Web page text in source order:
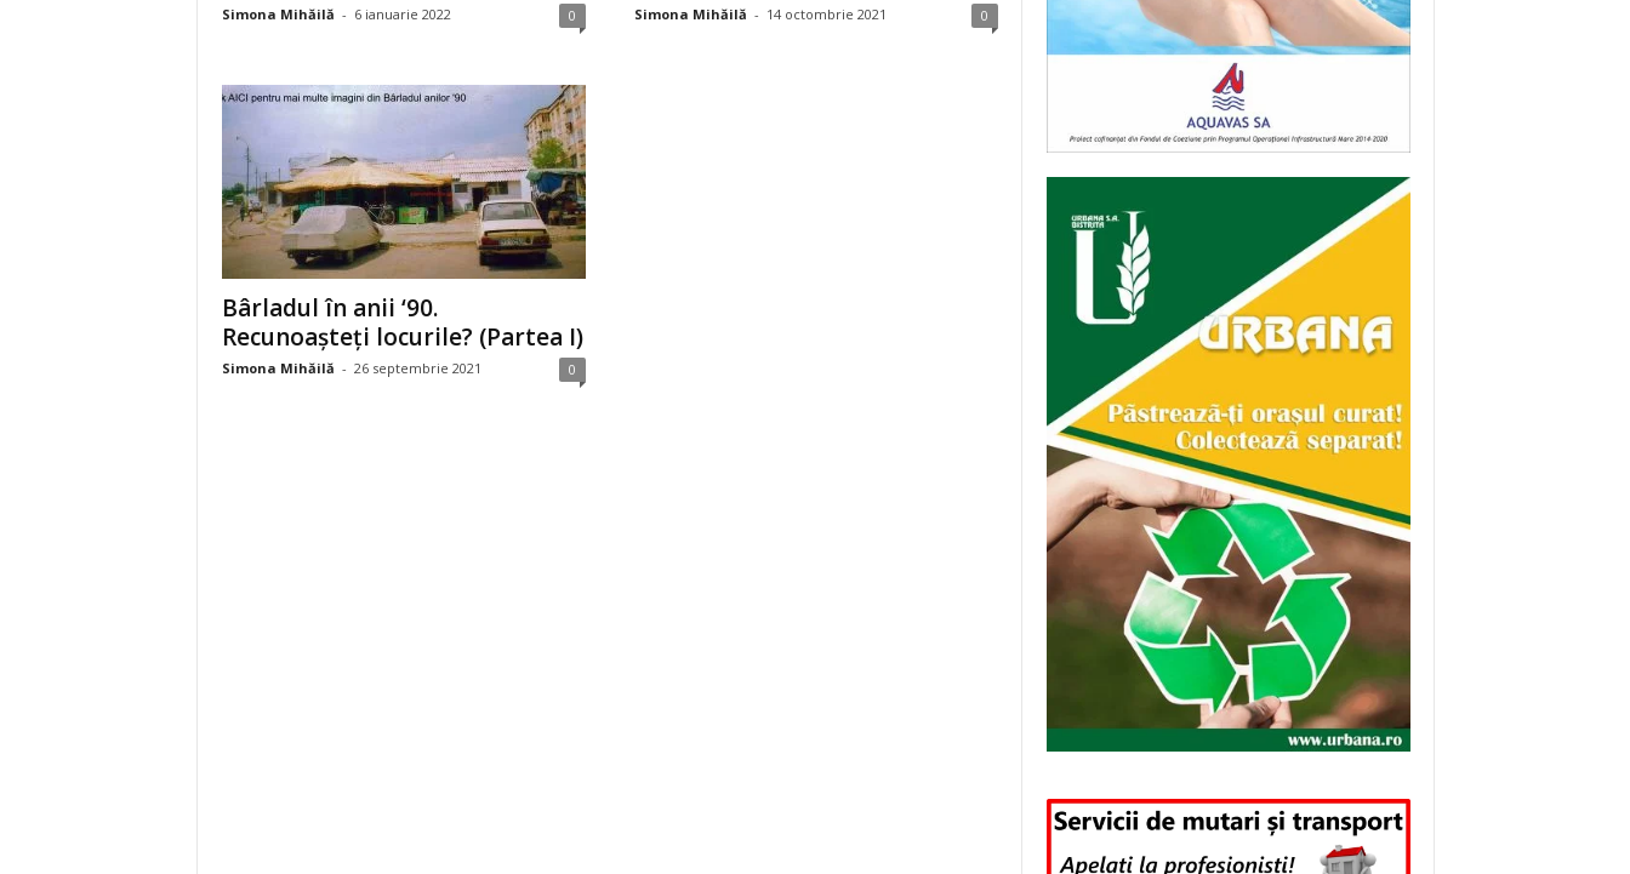
Simona Mihăilă - 6 ianuarie 2022 0 Simona Mihăilă - 14 octombrie 2021 0
Bârladul în anii ‘90.
Recunoașteți locurile? (Partea I)
Simona Mihăilă - 26 septembrie 2021 0